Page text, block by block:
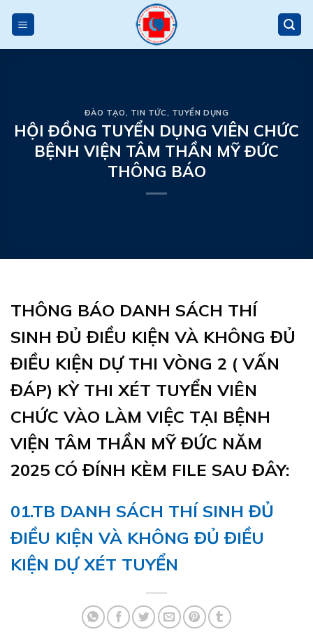
ĐÀO TẠO , TIN TỨC , TUYỂN DỤNG
HỘI ĐỒNG TUYỂN DỤNG VIÊN CHỨC
BỆNH VIỆN TÂM THẦN MỸ ĐỨC
THÔNG BÁO
THÔNG BÁO DANH SÁCH THÍ
SINH ĐỦ ĐIỀU KIỆN VÀ KHÔNG ĐỦ
ĐIỀU KIỆN DỰ THI VÒNG 2 ( VẤN
ĐÁP) KỲ THI XÉT TUYỂN VIÊN
CHỨC VÀO LÀM VIỆC TẠI BỆNH
VIỆN TÂM THẦN MỸ ĐỨC NĂM
2025 CÓ ĐÍNH KÈM FILE SAU ĐÂY:
01.TB DANH SÁCH THÍ SINH ĐỦ
ĐIỀU KIỆN VÀ KHÔNG ĐỦ ĐIỀU
KIỆN DỰ XÉT TUYỂN